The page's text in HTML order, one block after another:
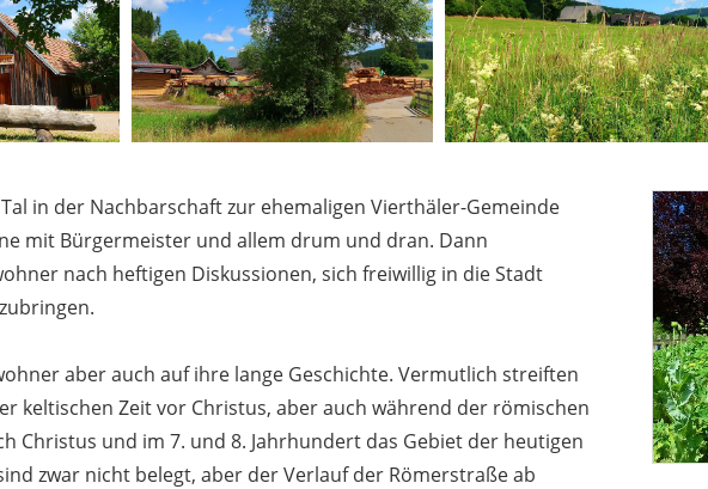
in der Nachbarschaft zur ehemaligen Vierthäler-Gemeinde
mit Bürgermeister und allem drum und dran. Dann
nach heftigen Diskussionen, sich freiwillig in die Stadt
aber auch auf ihre lange Geschichte. Vermutlich streiften
keltischen Zeit vor Christus, aber auch während der römischen
Christus und im 7. und 8. Jahrhundert das Gebiet der heutigen
zwar nicht belegt, aber der Verlauf der Römerstraße ab